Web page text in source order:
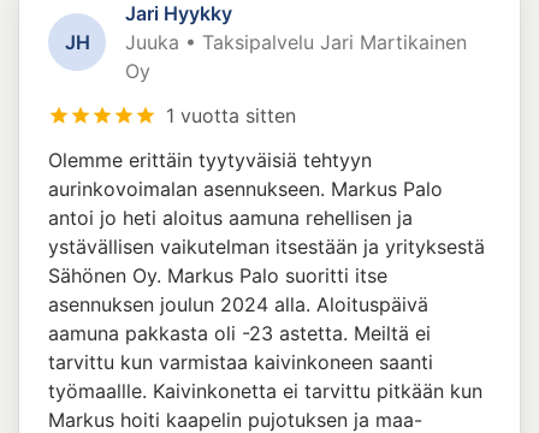
JH
Jari Hyykky
Juuka • Taksipalvelu Jari Martikainen
Oy
1 vuotta sitten
Olemme erittäin tyytyväisiä tehtyyn
aurinkovoimalan asennukseen. Markus Palo
antoi jo heti aloitus aamuna rehellisen ja
ystävällisen vaikutelman itsestään ja yrityksestä
Sähönen Oy. Markus Palo suoritti itse
asennuksen joulun 2024 alla. Aloituspäivä
aamuna pakkasta oli -23 astetta. Meiltä ei
tarvittu kun varmistaa kaivinkoneen saanti
työmaallle. Kaivinkonetta ei tarvittu pitkään kun
Markus hoiti kaapelin pujotuksen ja maa-